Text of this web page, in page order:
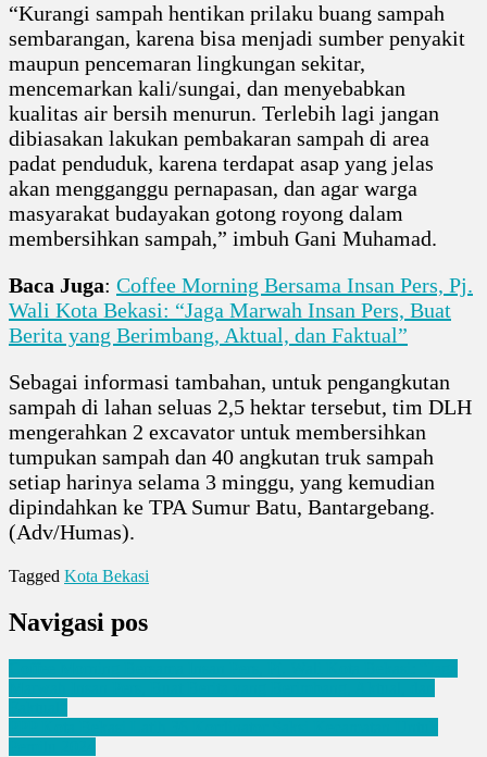
“Kurangi sampah hentikan prilaku buang sampah
sembarangan, karena bisa menjadi sumber penyakit
maupun pencemaran lingkungan sekitar,
mencemarkan kali/sungai, dan menyebabkan
kualitas air bersih menurun. Terlebih lagi jangan
dibiasakan lakukan pembakaran sampah di area
padat penduduk, karena terdapat asap yang jelas
akan mengganggu pernapasan, dan agar warga
masyarakat budayakan gotong royong dalam
membersihkan sampah,” imbuh Gani Muhamad.
Baca Juga: Coffee Morning Bersama Insan Pers, Pj.
Wali Kota Bekasi: “Jaga Marwah Insan Pers, Buat
Berita yang Berimbang, Aktual, dan Faktual”
Sebagai informasi tambahan, untuk pengangkutan
sampah di lahan seluas 2,5 hektar tersebut, tim DLH
mengerahkan 2 excavator untuk membersihkan
tumpukan sampah dan 40 angkutan truk sampah
setiap harinya selama 3 minggu, yang kemudian
dipindahkan ke TPA Sumur Batu, Bantargebang.
(Adv/Humas).
Tagged Kota Bekasi
Navigasi pos